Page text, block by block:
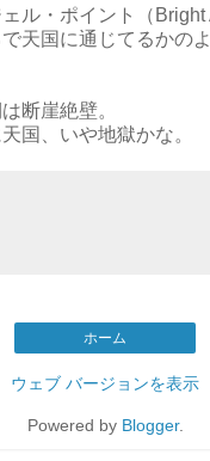
ル・ポイント（Bright
天国に通じてるかのよ
断崖絶壁。
国、いや地獄かな。
ホーム
ウェブ バージョンを表示
Powered by Blogger.